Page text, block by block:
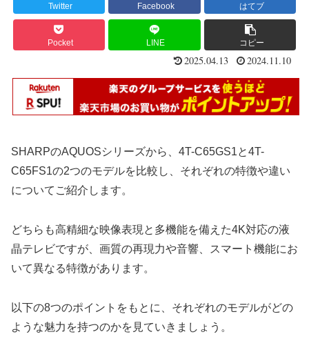
Twitter Facebook はてブ
Pocket LINE コピー
2025.04.13 2024.11.10
SHARPのAQUOSシリーズから、4T-C65GS1と4T-
C65FS1の2つのモデルを比較し、それぞれの特徴や違い
についてご紹介します。
どちらも高精細な映像表現と多機能を備えた4K対応の液
晶テレビですが、画質の再現力や音響、スマート機能にお
いて異なる特徴があります。
以下の8つのポイントをもとに、それぞれのモデルがどの
ような魅力を持つのかを見ていきましょう。